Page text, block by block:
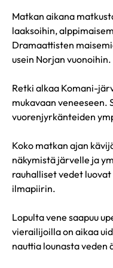
Matkan aikana
laaksoihin,
Dramaattisten
usein Norjan vuonoihin.
Retki alkaa Komani-
mukavaan veneeseen.
vuorenjyrkänteiden
Koko matkan ajan
näkymistä järvelle ja
rauhalliset vedet
ilmapiirin.
Lopulta vene saapuu
vierailijoilla on aikaa
nauttia lounasta veden